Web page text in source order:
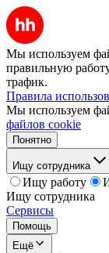
Мы используем
правильную
трафик.
Правила
Мы используем
файлов cookie
Понятно
Ищу сотрудника
Ищу работу
Ищу сотрудника
Сервисы
Помощь
Ещё